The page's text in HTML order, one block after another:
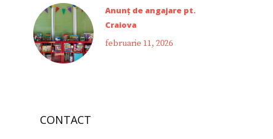
Anunț de angajare pt.
Craiova
februarie 11, 2026
CONTACT